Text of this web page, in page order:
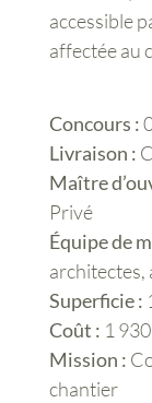
accessible
affectée au
Concours :
Livraison :
Maître
Privé
Équipe de
architectes,
Superficie :
Coût : 1
Mission :
chantier